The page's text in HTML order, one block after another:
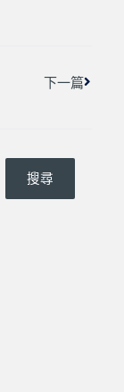
下一篇
搜尋